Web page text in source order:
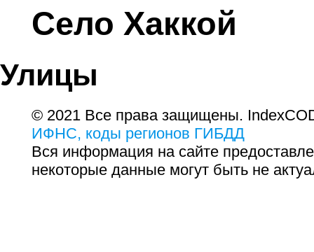
Село Хаккой
Улицы
© 2021 Все права защищены.
ИФНС, коды регионов ГИБДД
Вся информация на сайте
некоторые данные могут быть не